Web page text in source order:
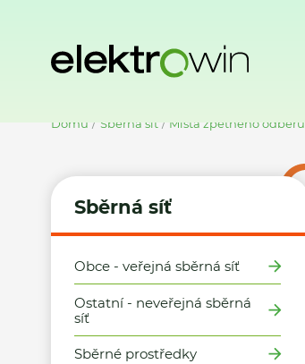
Domů Sběrná síť Místa zpětného odběru
Sběrná síť
Obce - veřejná sběrná síť
Ostatní - neveřejná sběrná
síť
Sběrné prostředky